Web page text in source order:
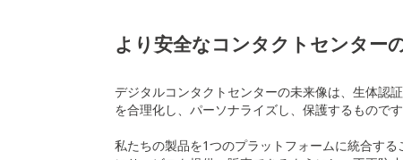
より安全なコンタクトセンター
デジタルコンタクトセンターの未来像は、生体認
を合理化し、パーソナライズし、保護するものです
私たちの製品を1つのプラットフォームに統合す